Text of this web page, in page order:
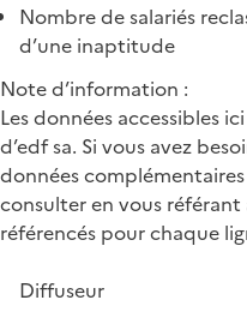
Nombre de salariés
d’une inaptitude
Note d’information :
Les données accessibles
d’edf sa. Si vous avez
données
consulter en vous référant
référencés pour chaque
Diffuseur